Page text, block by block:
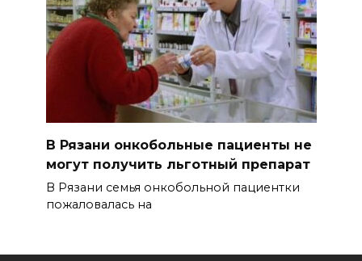
В Рязани онкобольные пациенты не
могут получить льготный препарат
В Рязани семья онкобольной пациентки
пожаловалась на